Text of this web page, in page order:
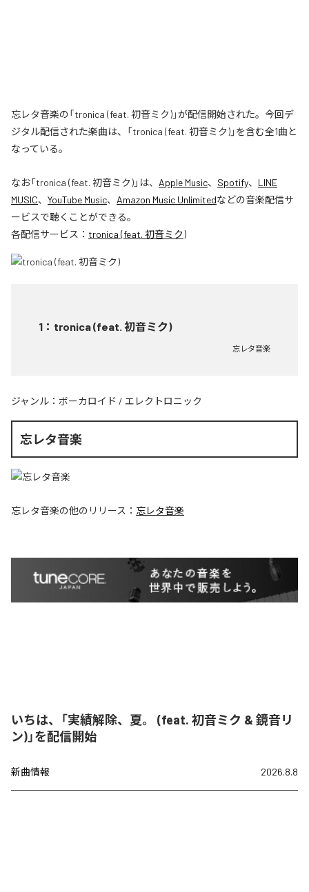
忘レタ音楽の「tronica (feat. 初音ミク)」が配信開始された。今回デ
ジタル配信された楽曲は、「tronica (feat. 初音ミク)」を含む全1曲と
なっている。
なお「tronica (feat. 初音ミク)」は、 Apple Music、 Spotify、 LINE
MUSIC、 YouTube Music、 Amazon Music Unlimitedなどの音楽配信サ
ービスで聴くことができる。
各配信サービス： tronica (feat. 初音ミク)
1 ： tronica (feat. 初音ミク)
忘レタ音楽
ジャンル： ボーカロイド / エレクトロニック
忘レタ音楽
忘レタ音楽の他のリリース： 忘レタ音楽
いちは、「実績解除、夏。 (feat. 初音ミク & 鏡音リ
ン)」を配信開始
新曲情報 2026.8.8